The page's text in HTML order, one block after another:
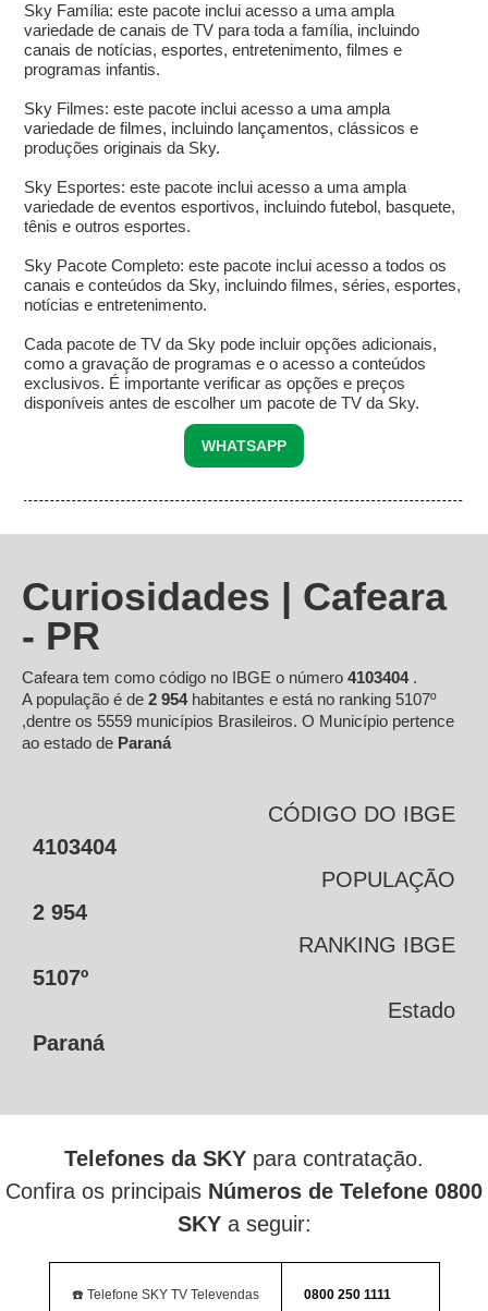
Sky Família: este pacote inclui acesso a uma ampla
variedade de canais de TV para toda a família, incluindo
canais de notícias, esportes, entretenimento, filmes e
programas infantis.
Sky Filmes: este pacote inclui acesso a uma ampla
variedade de filmes, incluindo lançamentos, clássicos e
produções originais da Sky.
Sky Esportes: este pacote inclui acesso a uma ampla
variedade de eventos esportivos, incluindo futebol, basquete,
tênis e outros esportes.
Sky Pacote Completo: este pacote inclui acesso a todos os
canais e conteúdos da Sky, incluindo filmes, séries, esportes,
notícias e entretenimento.
Cada pacote de TV da Sky pode incluir opções adicionais,
como a gravação de programas e o acesso a conteúdos
exclusivos. É importante verificar as opções e preços
disponíveis antes de escolher um pacote de TV da Sky.
WHATSAPP
Curiosidades | Cafeara
- PR
Cafeara tem como código no IBGE o número 4103404 .
A população é de 2 954 habitantes e está no ranking 5107º
,dentre os 5559 municípios Brasileiros. O Município pertence
ao estado de Paraná
CÓDIGO DO IBGE
4103404
POPULAÇÃO
2 954
RANKING IBGE
5107º
Estado
Paraná
Telefones da SKY para contratação.
Confira os principais Números de Telefone 0800
SKYa seguir:
☎️ Telefone SKY TV Televendas 0800 250 1111